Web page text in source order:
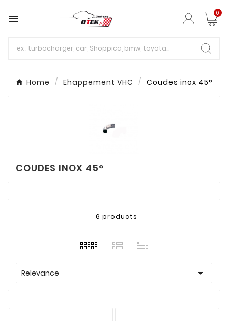
 0
Home Ehappement VHC Coudes inox 45°
COUDES INOX 45°
6 products
Relevance 